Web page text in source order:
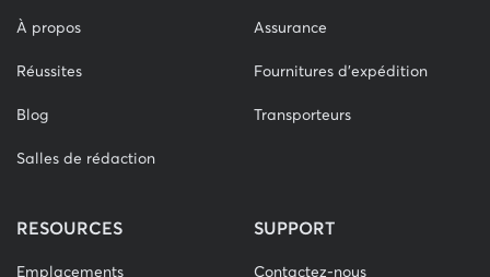
À propos
Réussites
Blog
Salles de rédaction
Assurance
Fournitures d'expédition
Transporteurs
RESOURCES
Emplacements
SUPPORT
Contactez-nous